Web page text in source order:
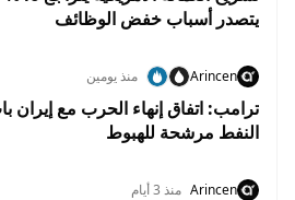
يتصدر أسباب خفض الوظائف
Arincen منذ يومين
ترامب: اتفاق إنهاء الحرب مع إيران
النفط مرشحة للهبوط
Arincen منذ 3 أيام